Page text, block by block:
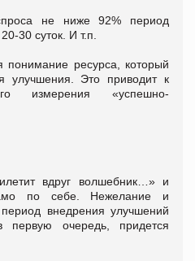
не ниже 92% период
30 суток. И т.п.
ресурса, который
улучшения. Это приводит к
измерения «успешно-
вдруг волшебник…» и
по себе. Нежелание и
внедрения улучшений
первую очередь, придется